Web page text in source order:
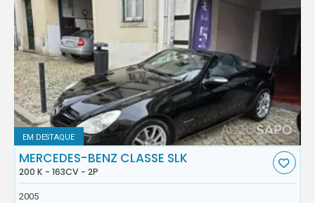
EM DESTAQUE
MERCEDES-BENZ CLASSE SLK
200 K - 163CV - 2P
2005